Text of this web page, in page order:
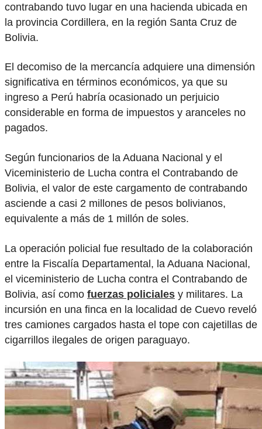
contrabando tuvo lugar en una hacienda ubicada en
la provincia Cordillera, en la región Santa Cruz de
Bolivia.
El decomiso de la mercancía adquiere una dimensión
significativa en términos económicos, ya que su
ingreso a Perú habría ocasionado un perjuicio
considerable en forma de impuestos y aranceles no
pagados.
Según funcionarios de la Aduana Nacional y el
Viceministerio de Lucha contra el Contrabando de
Bolivia, el valor de este cargamento de contrabando
asciende a casi 2 millones de pesos bolivianos,
equivalente a más de 1 millón de soles.
La operación policial fue resultado de la colaboración
entre la Fiscalía Departamental, la Aduana Nacional,
el viceministerio de Lucha contra el Contrabando de
Bolivia, así como fuerzas policiales y militares. La
incursión en una finca en la localidad de Cuevo reveló
tres camiones cargados hasta el tope con cajetillas de
cigarrillos ilegales de origen paraguayo.